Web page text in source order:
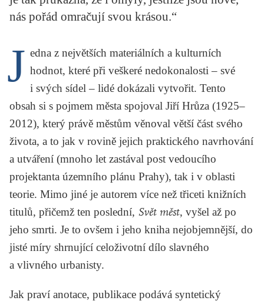
SLOUPEK
nás pořád omračují svou krásou.“
J edna z největších materiálních a kulturních
hodnot, které při veškeré nedokonalosti – své
i svých sídel – lidé dokázali vytvořit. Tento
obsah si s pojmem města spojoval Jiří Hrůza (1925–
2012), který právě městům věnoval větší část svého
života, a to jak v rovině jejich praktického navrhování
a utváření (mnoho let zastával post vedoucího
projektanta územního plánu Prahy), tak i v oblasti
teorie. Mimo jiné je autorem více než třiceti knižních
titulů, přičemž ten poslední, Svět měst, vyšel až po
jeho smrti. Je to ovšem i jeho kniha nejobjemnější, do
jisté míry shrnující celoživotní dílo slavného
a vlivného urbanisty.
Jak praví anotace, publikace podává syntetický